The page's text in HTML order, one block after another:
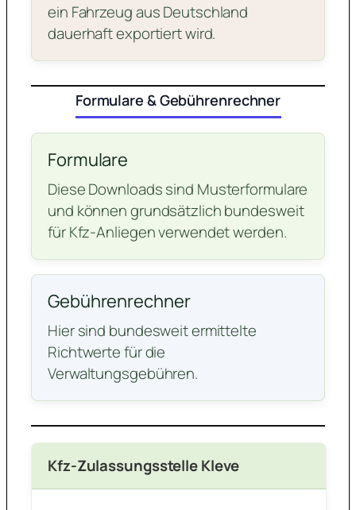
ein Fahrzeug aus Deutschland
dauerhaft exportiert wird.
Formulare & Gebührenrechner
Formulare
Diese Downloads sind Musterformulare
und können grundsätzlich bundesweit
für Kfz-Anliegen verwendet werden.
Gebührenrechner
Hier sind bundesweit ermittelte
Richtwerte für die
Verwaltungsgebühren.
Kfz-Zulassungsstelle Kleve